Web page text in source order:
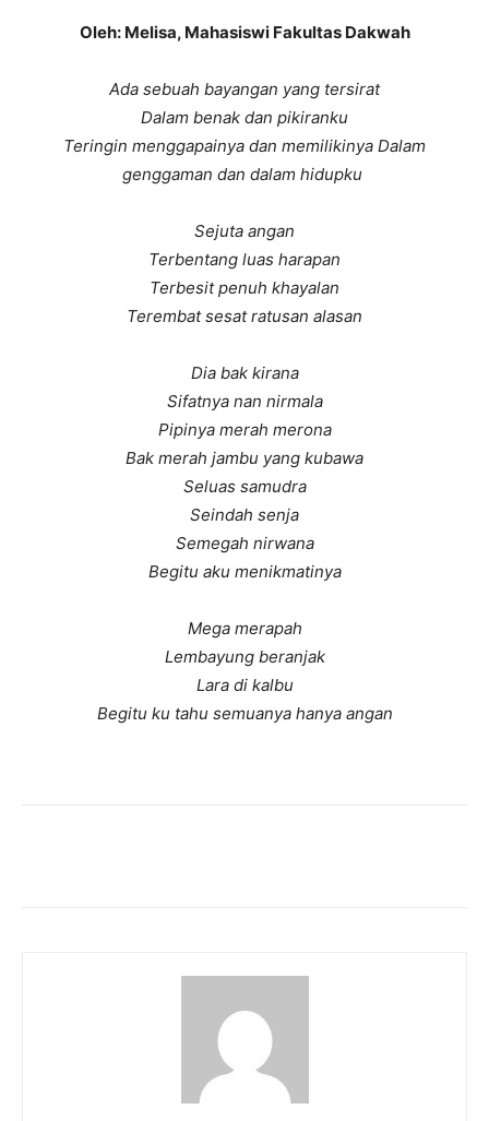
Oleh: Melisa, Mahasiswi Fakultas Dakwah
Ada sebuah bayangan yang tersirat
Dalam benak dan pikiranku
Teringin menggapainya dan memilikinya Dalam
genggaman dan dalam hidupku
Sejuta angan
Terbentang luas harapan
Terbesit penuh khayalan
Terembat sesat ratusan alasan
Dia bak kirana
Sifatnya nan nirmala
Pipinya merah merona
Bak merah jambu yang kubawa
Seluas samudra
Seindah senja
Semegah nirwana
Begitu aku menikmatinya
Mega merapah
Lembayung beranjak
Lara di kalbu
Begitu ku tahu semuanya hanya angan